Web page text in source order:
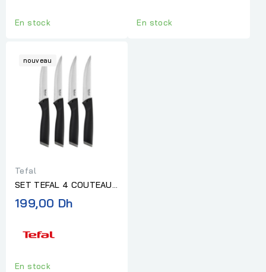
En stock En stock
nouveau
Tefal
SET TEFAL 4 COUTEAUX
STEACK 11CM COMFORT
199,00 Dh
En stock